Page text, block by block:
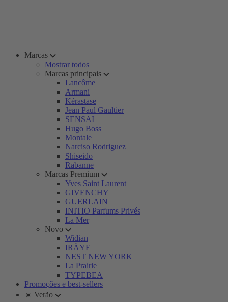
Marcas
Mostrar todos
Marcas principais
Lancôme
Armani
Kérastase
Jean Paul Gaultier
SENSAI
Hugo Boss
Montale
Narciso Rodriguez
Shiseido
Rabanne
Marcas Premium
Yves Saint Laurent
GIVENCHY
GUERLAIN
INITIO Parfums Privés
La Mer
Novo
Widian
IRÄYE
NEST NEW YORK
La Prairie
TYPEBEA
Promoções e best-sellers
☀️ Verão